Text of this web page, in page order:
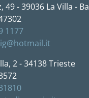
49-39036 La Villa -
1177
2-34138Trieste